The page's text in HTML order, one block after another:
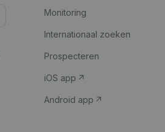
Monitoring
Internationaal zoeken
Prospecteren
iOS app
Android app